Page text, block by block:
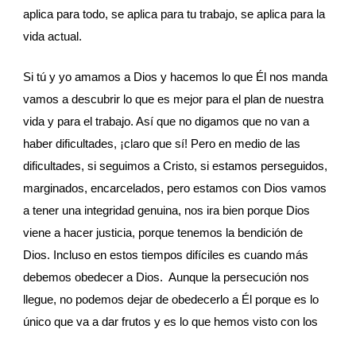
aplica para todo, se aplica para tu trabajo, se aplica para la
vida actual.
Si tú y yo amamos a Dios y hacemos lo que Él nos manda
vamos a descubrir lo que es mejor para el plan de nuestra
vida y para el trabajo. Así que no digamos que no van a
haber dificultades, ¡claro que sí! Pero en medio de las
dificultades, si seguimos a Cristo, si estamos perseguidos,
marginados, encarcelados, pero estamos con Dios vamos
a tener una integridad genuina, nos ira bien porque Dios
viene a hacer justicia, porque tenemos la bendición de
Dios. Incluso en estos tiempos difíciles es cuando más
debemos obedecer a Dios.  Aunque la persecución nos
llegue, no podemos dejar de obedecerlo a Él porque es lo
único que va a dar frutos y es lo que hemos visto con los